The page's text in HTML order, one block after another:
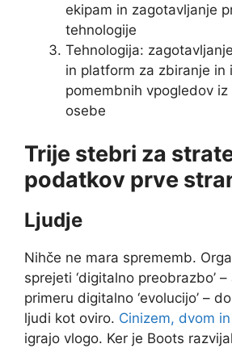
ekipam in zagotavljanje
tehnologije
Tehnologija:
in platform za zbiranje in
pomembnih vpogledov
osebe
Trije stebri za
podatkov prve
Ljudje
Nihče ne mara sprememb.
sprejeti ‘digitalno preobrazbo’
primeru digitalno ‘evolucijo’ –
ljudi kot oviro. Cinizem, dvom
igrajo vlogo. Ker je Boots